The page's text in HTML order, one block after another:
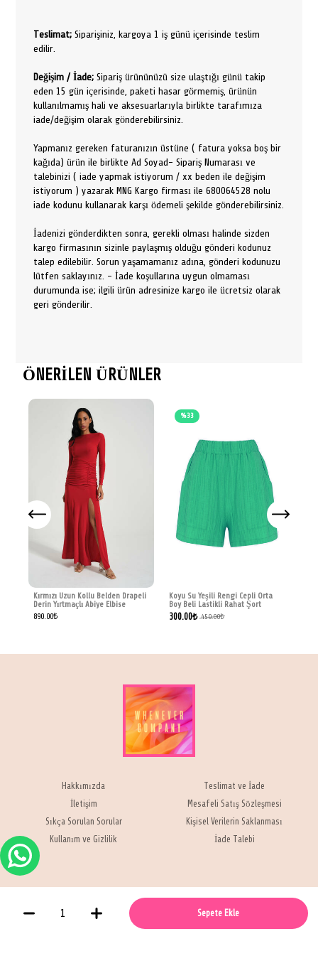
Sepete Ekle
Teslimat;Siparişiniz, kargoya 1 iş günü içerisinde teslim
edilir.
Değişim / İade;Sipariş ürününüzü size ulaştığı günü takip
eden 15 gün içerisinde, paketi hasar görmemiş, ürünün
kullanılmamış hali ve aksesuarlarıyla birlikte tarafımıza
iade/değişim olarak gönderebilirsiniz.
Yapmanız gereken faturanızın üstüne ( fatura yoksa boş bir
kağıda) ürün ile birlikte Ad Soyad- Sipariş Numarası ve
talebinizi ( iade yapmak istiyorum / xx beden ile değişim
istiyorum ) yazarak MNG Kargo firması ile 680064528 nolu
iade kodunu kullanarak karşı ödemeli şekilde gönderebilirsiniz.
İadenizi gönderdikten sonra, gerekli olması halinde sizden
kargo firmasının sizinle paylaşmış olduğu gönderi kodunuz
talep edilebilir. Sorun yaşamamanız adına, gönderi kodunuzu
lütfen saklayınız. - İade koşullarına uygun olmaması
durumunda ise; ilgili ürün adresinize kargo ile ücretsiz olarak
geri gönderilir.
ÖNERİLEN ÜRÜNLER
Kırmızı Uzun Kollu Belden Drapeli
Derin Yırtmaçlı Abiye Elbise
890.00₺
%33
Koyu Su Yeşili Rengi Cepli Orta
Boy Beli Lastikli Rahat Şort
450.00₺
300.00₺
Hakkımızda
İletişim
Sıkça Sorulan Sorular
Kullanım ve Gizlilik
Teslimat ve İade
Mesafeli Satış Sözleşmesi
Kişisel Verilerin Saklanması
İade Talebi
Whenever Company © 2021 -
tarafından geliştirildi